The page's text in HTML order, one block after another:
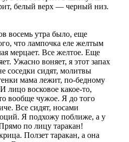
белый верх — черный низ.
восемь утра было, еще
что лампочка еле желтым
мерцает. Все желтое. Еще
Ужасно воняет, я этот запах
соседки сидят, молитвы
мама лежит, по-бедному
лицо восковое какое-то,
вообще чужое. Я до того
Все сидят, носами
Я подхожу поближе, а у
по лицу таракан!
Ползет таракан, а она